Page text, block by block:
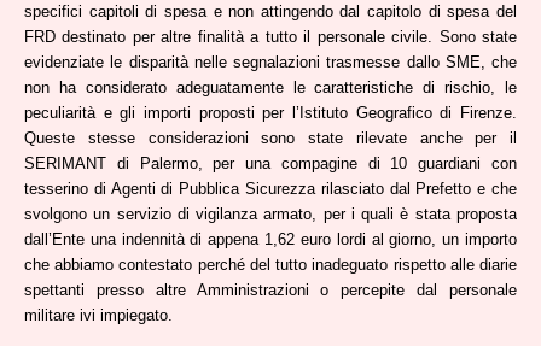
specifici capitoli di spesa e non attingendo dal capitolo di spesa del
FRD destinato per altre finalità a tutto il personale civile. Sono state
evidenziate le disparità nelle segnalazioni trasmesse dallo SME, che
non ha considerato adeguatamente le caratteristiche di rischio, le
peculiarità e gli importi proposti per l’Istituto Geografico di Firenze.
Queste stesse considerazioni sono state rilevate anche per il
SERIMANT di Palermo, per una compagine di 10 guardiani con
tesserino di Agenti di Pubblica Sicurezza rilasciato dal Prefetto e che
svolgono un servizio di vigilanza armato, per i quali è stata proposta
dall’Ente una indennità di appena 1,62 euro lordi al giorno, un importo
che abbiamo contestato perché del tutto inadeguato rispetto alle diarie
spettanti presso altre Amministrazioni o percepite dal personale
militare ivi impiegato.